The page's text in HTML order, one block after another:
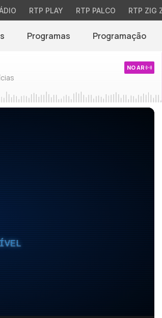
RTP PLAY RTP PALCO RTP ZIG
Programas Programação
NO AR